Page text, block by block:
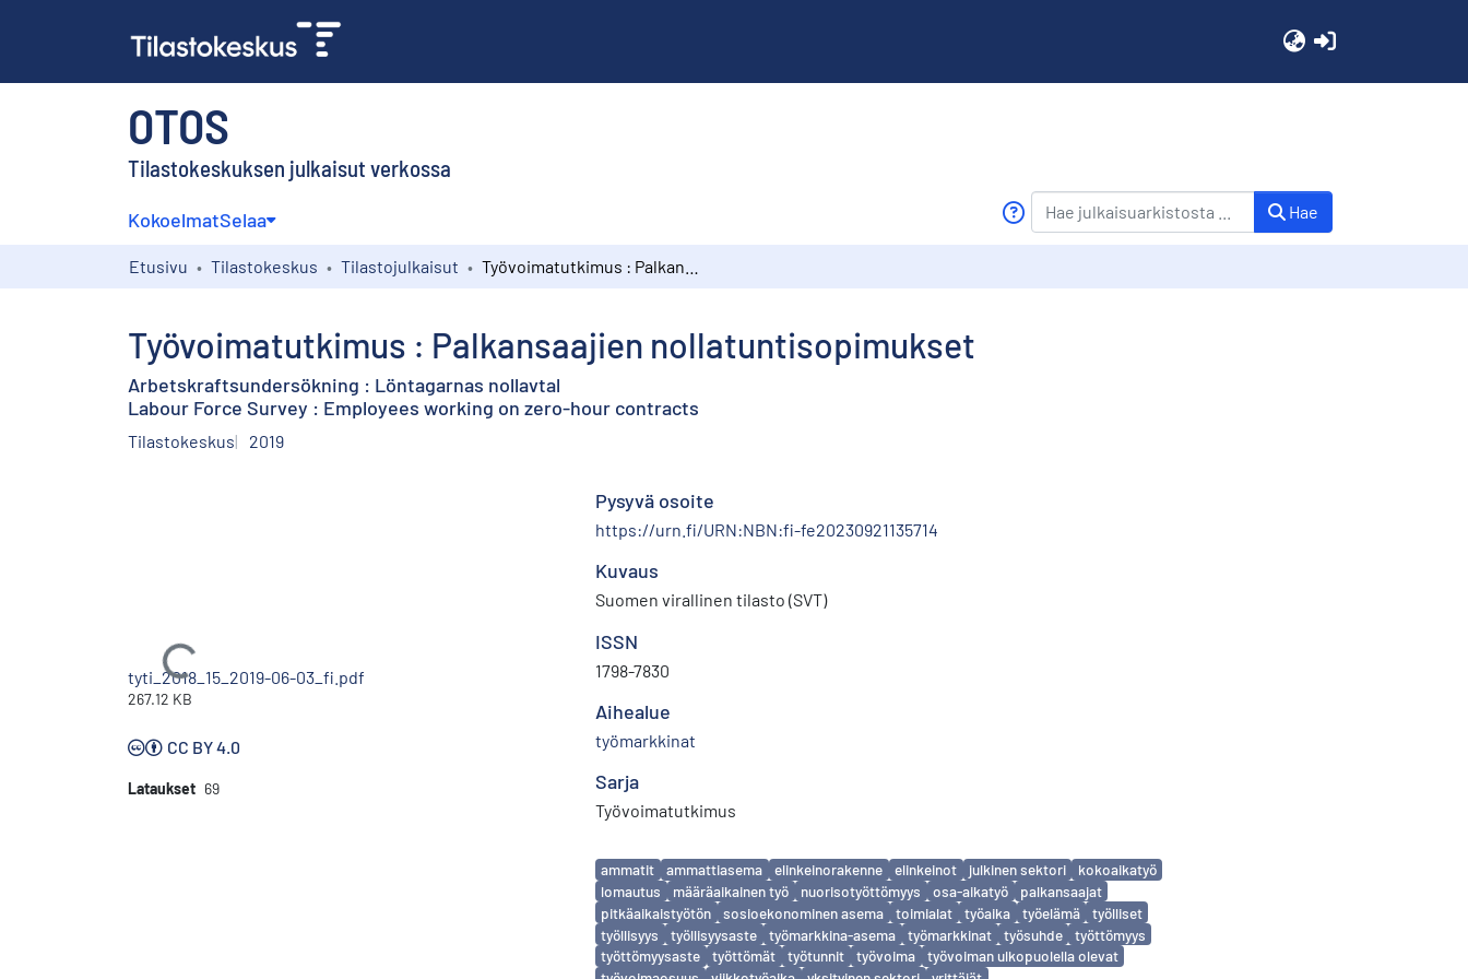
OTOS
Tilastokeskuksen julkaisut verkossa
KokoelmatSelaa Hae
Etusivu Tilastokeskus Tilastojulkaisut
Työvoimatutkimus : Palkansaajien nollatuntisopimukset
Arbetskraftsundersökning : Löntagarnas nollavtal
Labour Force Survey : Employees working on zero-hour contracts
Tilastokeskus 2019
Ladataan...
tyti_2018_15_2019-06-03_fi.pdf
267.12 KB
CC BY 4.0
Lataukset 69
Pysyvä osoite
https://urn.fi/URN:NBN:fi-fe20230921135714
Kuvaus
Suomen virallinen tilasto (SVT)
ISSN
1798-7830
Aihealue
työmarkkinat
Sarja
Työvoimatutkimus
Avainsanat
ammatit ammattiasema elinkeinorakenne elinkeinot julkinen sektori
kokoaikatyö
lomautus
määräaikainen työ nuorisotyöttömyys osa-aikatyö
palkansaajat
pitkäaikaistyötön
sosioekonominen asema toimialat työaika työelämä
työlliset
työllisyys
työllisyysaste työmarkkina-asema työmarkkinat työsuhde
työttömyys
työttömyysaste
työttömät työtunnit työvoima
työvoiman ulkopuolella olevat